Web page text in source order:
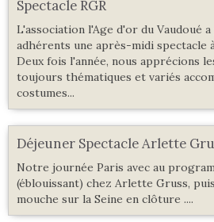
Spectacle RGR
L'association l'Age d'or du Vaudoué
adhérents une après-midi spectacle
Deux fois l'année, nous apprécions
toujours thématiques et variés
costumes...
Déjeuner Spectacle Arlette
Notre journée Paris avec au
(éblouissant) chez Arlette Gruss,
mouche sur la Seine en clôture ....